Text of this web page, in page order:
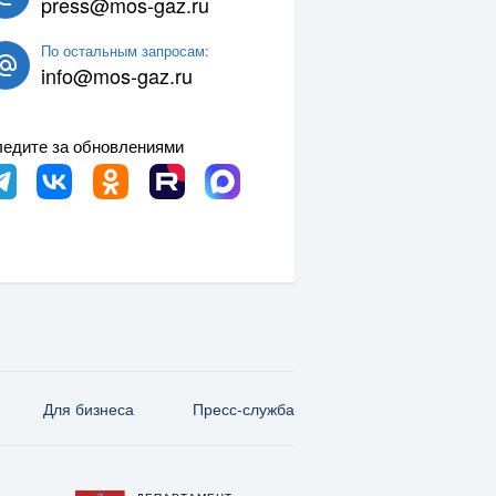
По остальным запросам:
info@mos-gaz.ru
за обновлениями
Для бизнеса Пресс-служба